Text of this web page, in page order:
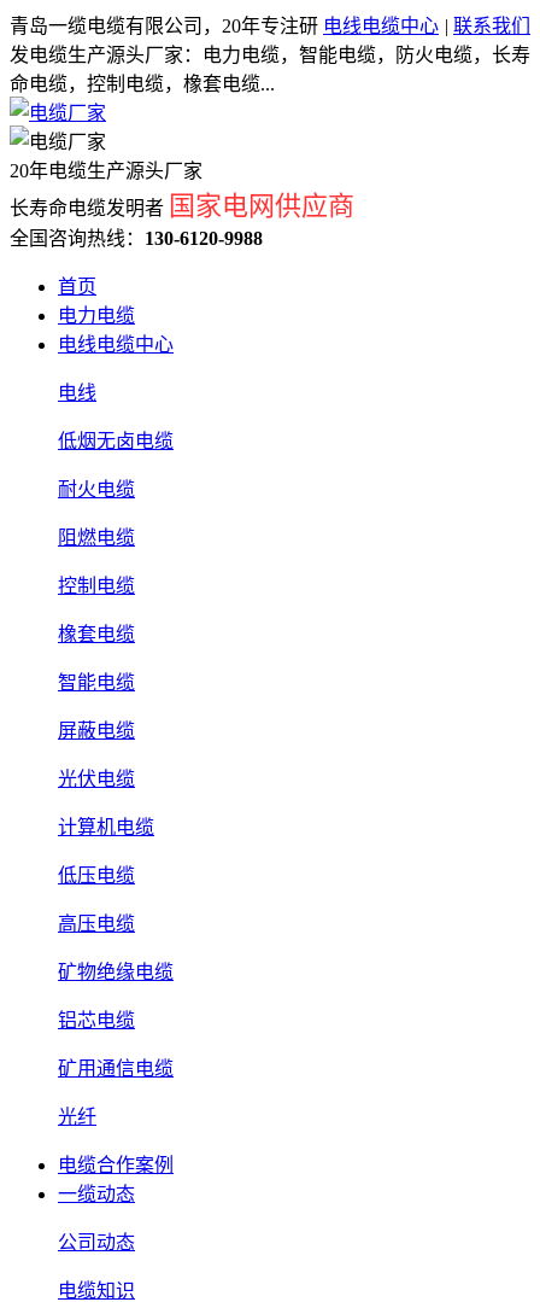
电线电缆中心 | 联系我们
青岛一缆电缆有限公司，20年专注研
发电缆生产源头厂家：电力电缆，智能电缆，防火电缆，长寿
命电缆，控制电缆，橡套电缆...
20年电缆生产源头厂家
长寿命电缆发明者 国家电网供应商
全国咨询热线： 130-6120-9988
首页
电力电缆
电线电缆中心
电线
低烟无卤电缆
耐火电缆
阻燃电缆
控制电缆
橡套电缆
智能电缆
屏蔽电缆
光伏电缆
计算机电缆
低压电缆
高压电缆
矿物绝缘电缆
铝芯电缆
矿用通信电缆
光纤
电缆合作案例
一缆动态
公司动态
电缆知识